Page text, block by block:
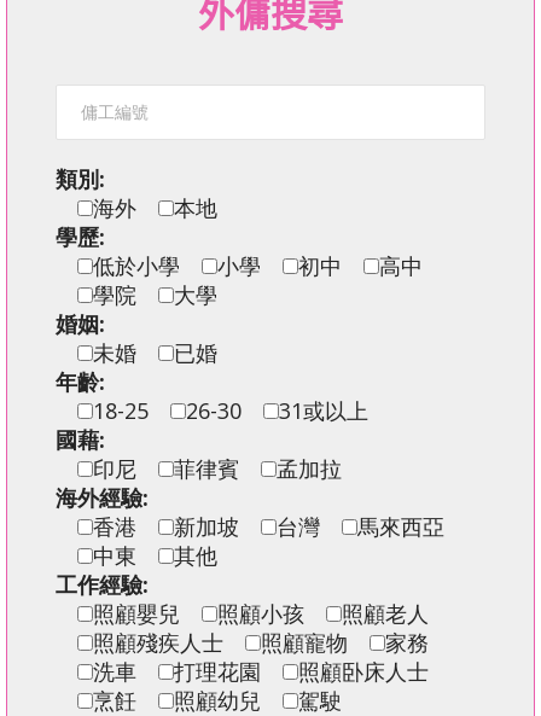
外傭搜尋
類別:
海外
本地
學歷:
低於小學
小學 初中
高中
學院
大學
婚姻:
未婚
已婚
年齡:
18-25
26-30
31或以上
國藉:
印尼
菲律賓
孟加拉
海外經驗:
香港
新加坡 台灣
馬來西亞
中東
其他
工作經驗:
照顧嬰兒
照顧小孩
照顧老人
照顧殘疾人士
照顧寵物
家務
洗車
打理花園
照顧卧床人士
烹飪
照顧幼兒 駕駛